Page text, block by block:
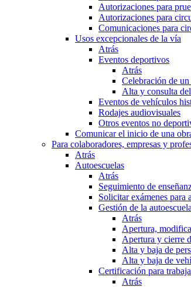
Autorizaciones para
Autorizaciones para
Comunicaciones para
Usos excepcionales de la vía
Atrás
Eventos deportivos
Atrás
Celebración de
Alta y consulta
Eventos de vehículos
Rodajes audiovisuales
Otros eventos no
Comunicar el inicio de una
Para colaboradores, empresas y
Atrás
Autoescuelas
Atrás
Seguimiento de
Solicitar exámenes para
Gestión de la
Atrás
Apertura,
Apertura y cierre
Alta y baja de
Alta y baja de
Certificación para
Atrás